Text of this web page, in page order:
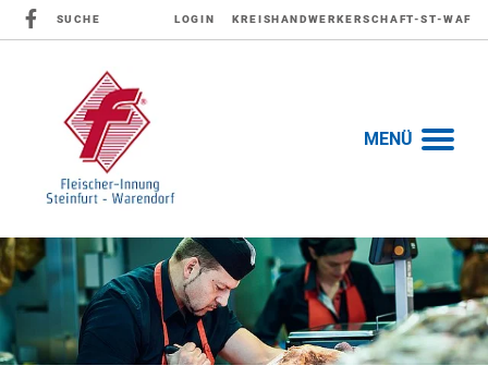
SUCHE LOGIN KREISHANDWERKERSCHAFT-ST-WAF
MENÜ